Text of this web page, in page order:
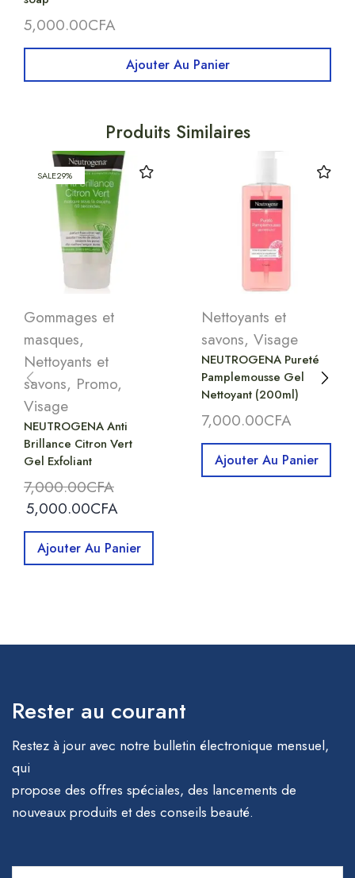
5,000.00CFA
Ajouter Au Panier
Produits Similaires
SALE29%
Gommages et
masques,
Nettoyants et
savons, Promo,
Visage
NEUTROGENA Anti
Brillance Citron Vert
Gel Exfoliant
7,000.00CFA
5,000.00CFA
Ajouter Au Panier
Nettoyants et
savons, Visage
NEUTROGENA Pureté
Pamplemousse Gel
Nettoyant (200ml)
7,000.00CFA
Ajouter Au Panier
Rester au courant
Restez à jour avec notre bulletin électronique mensuel,
qui
propose des offres spéciales, des lancements de
nouveaux produits et des conseils beauté.